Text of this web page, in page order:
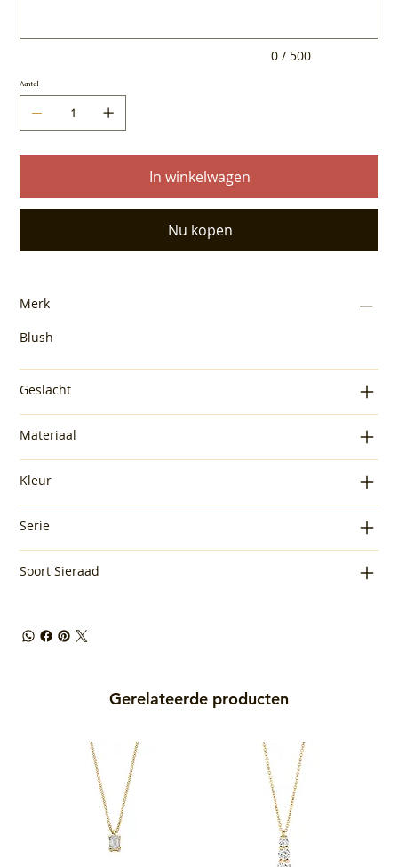
0 / 500
Aantal
In winkelwagen
Nu kopen
Merk
Blush
Geslacht
Materiaal
Kleur
Serie
Soort Sieraad
Gerelateerde producten